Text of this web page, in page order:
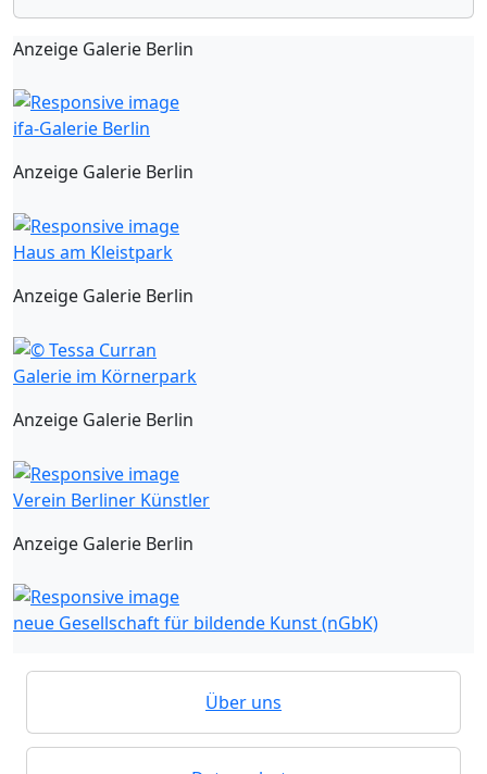
Anzeige Galerie Berlin
ifa-Galerie Berlin
Anzeige Galerie Berlin
Haus am Kleistpark
Anzeige Galerie Berlin
Galerie im Körnerpark
Anzeige Galerie Berlin
Verein Berliner Künstler
Anzeige Galerie Berlin
neue Gesellschaft für bildende Kunst (nGbK)
Über uns